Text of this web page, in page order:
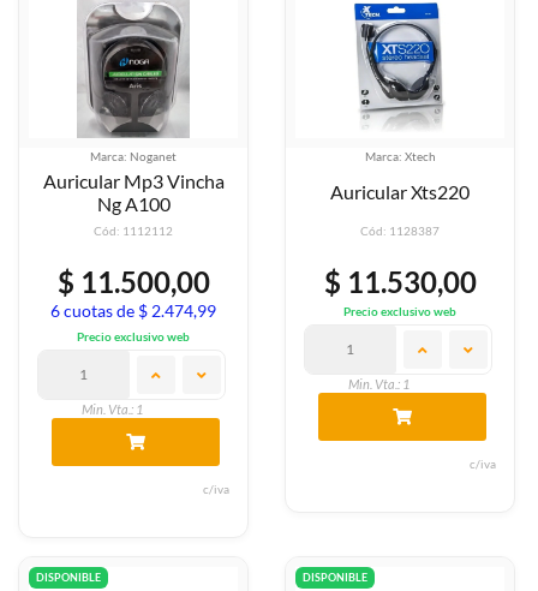
Marca: Noganet
Auricular Mp3 Vincha
Ng A100
Cód: 1112112
$ 11.500,00
6 cuotas de $ 2.474,99
Precio exclusivo web
Min. Vta.: 1
c/iva
Marca: Xtech
Auricular Xts220
Cód: 1128387
$ 11.530,00
Precio exclusivo web
Min. Vta.: 1
c/iva
DISPONIBLE DISPONIBLE